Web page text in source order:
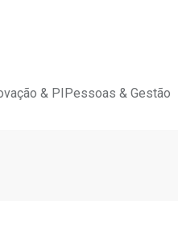
& PIPessoas & Gestão